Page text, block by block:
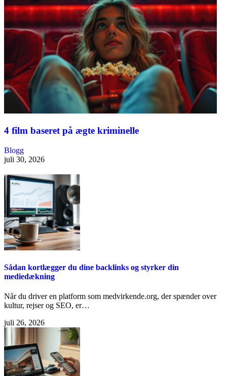
4 film baseret på ægte kriminelle
Blogg
juli 30, 2026
Sådan kortlægger du dine backlinks og styrker din
mediedækning
Når du driver en platform som medvirkende.org, der spænder over
kultur, rejser og SEO, er…
juli 26, 2026